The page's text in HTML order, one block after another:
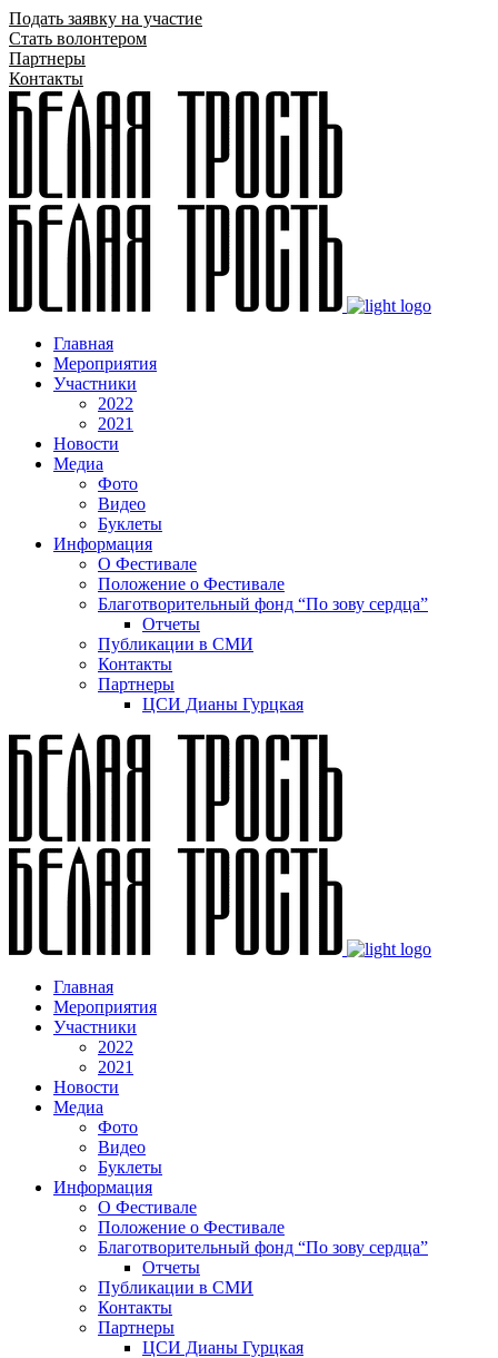
Подать заявку на участие
Стать волонтером
Партнеры
Контакты
Главная
Мероприятия
Участники
2022
2021
Новости
Медиа
Фото
Видео
Буклеты
Информация
О Фестивале
Положение о Фестивале
Благотворительный фонд “По зову сердца”
Отчеты
Публикации в СМИ
Контакты
Партнеры
ЦСИ Дианы Гурцкая
Главная
Мероприятия
Участники
2022
2021
Новости
Медиа
Фото
Видео
Буклеты
Информация
О Фестивале
Положение о Фестивале
Благотворительный фонд “По зову сердца”
Отчеты
Публикации в СМИ
Контакты
Партнеры
ЦСИ Дианы Гурцкая